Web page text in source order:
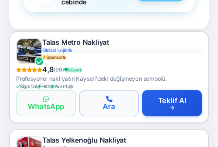
cebinde
Talas Metro Nakliyat
Global Lojistik
Sponsorlu
4,8(96) Güvenli
Profesyonel nakliyatın Kayseri'deki değişmeyen sembolü.
Sigortalı Hızlı Avantajlı
WhatsApp Ara
Teklif Al
Talas Yelkenoğlu Nakliyat